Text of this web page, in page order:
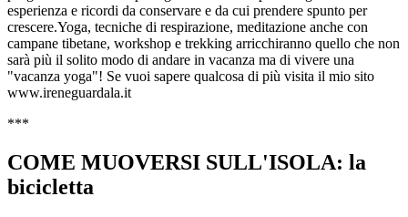
esperienza e ricordi da conservare e da cui prendere spunto per
crescere.Yoga, tecniche di respirazione, meditazione anche con
campane tibetane, workshop e trekking arricchiranno quello che non
sarà più il solito modo di andare in vacanza ma di vivere una
"vacanza yoga"! Se vuoi sapere qualcosa di più visita il mio sito
www.ireneguardala.it
***
COME MUOVERSI SULL'ISOLA: la
bicicletta